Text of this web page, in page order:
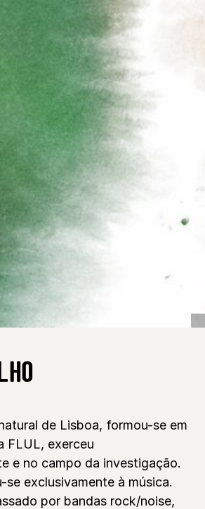
de Lisboa, formou-se em
FLUL, exerceu
e no campo da investigação.
se exclusivamente à música.
por bandas rock/noise,